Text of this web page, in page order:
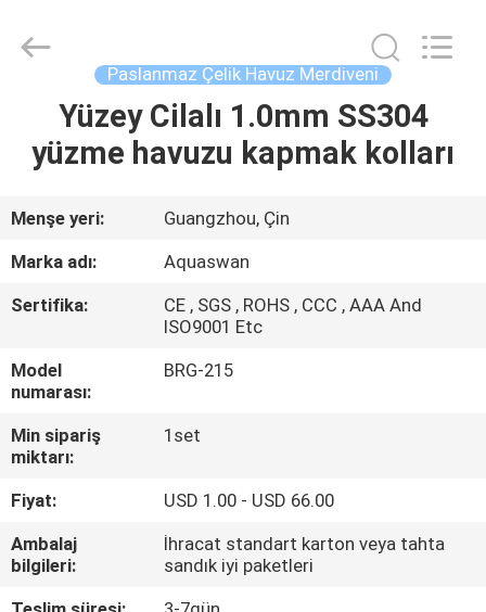
S
HAKKIMIZDA
FABRIKA
TURU
KALITE
KONTROL
BIZIMLE
co,.ltd.
Paslanmaz Çelik Havuz Merdiveni
Yüzey Cilalı 1.0mm SS304
yüzme havuzu kapmak kolları
Menşe yeri:
Guangzhou, Çin
Marka adı:
Aquaswan
Sertifika:
CE , SGS , ROHS , CCC , AAA And
ISO9001 Etc
Model
numarası:
BRG-215
Min sipariş
miktarı:
1set
Fiyat:
USD 1.00 - USD 66.00
Ambalaj
bilgileri:
İhracat standart karton veya tahta
sandık iyi paketleri